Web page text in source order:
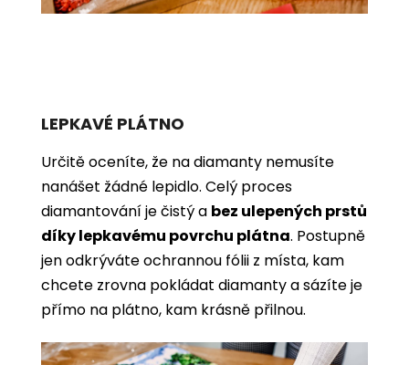
LEPKAVÉ PLÁTNO
Určitě oceníte, že na diamanty nemusíte
nanášet žádné lepidlo. Celý proces
diamantování je čistý a bez ulepených prstů
díky lepkavému povrchu plátna. Postupně
jen odkrýváte ochrannou fólii z místa, kam
chcete zrovna pokládat diamanty a sázíte je
přímo na plátno, kam krásně přilnou.